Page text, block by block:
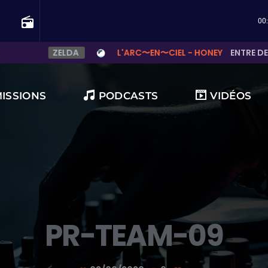
radio
?
L'ARC〜EN〜CIEL - HONEY ENTRE DEUX NOTES, LA VOIX
PODCASTS VIDÉOS
PR-TEAM-09